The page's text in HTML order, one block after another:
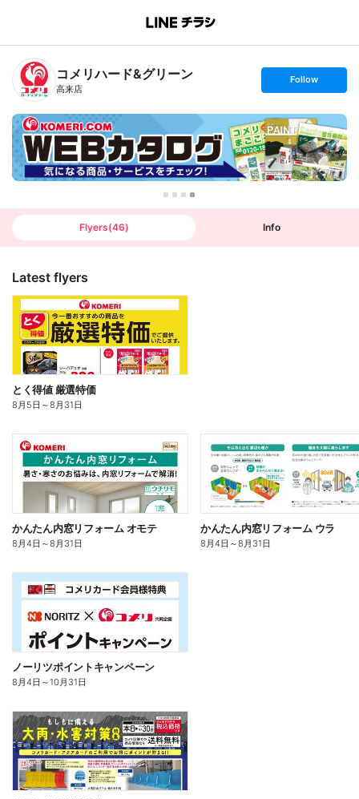
B
n
T
コメリハード&グリーン
高来店
s
t
o
l
l
o
w
Follow
Flyers(46) Info
Latest flyers
とく得値 厳選特価
8月5日 ～8月31日
かんたん内窓リフォーム オモテ
8月4日 ～8月31日
かんたん内窓リフォーム ウラ
8月4日 ～8月31日
ノーリツポイントキャンペーン
8月4日 ～10月31日